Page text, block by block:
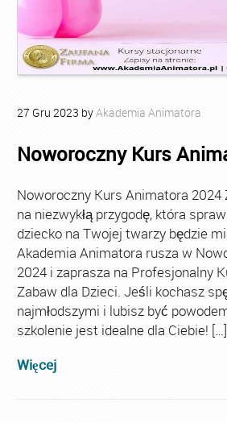
27 Gru 2023 byAkademia Animatora
Noworoczny Kurs
Noworoczny Kurs Animatora 2024
na niezwykłą przygodę, która
dziecko na Twojej twarzy będzie
Akademia Animatora rusza w
2024 i zaprasza na Profesjonalny
Zabaw dla Dzieci. Jeśli kochasz
najmłodszymi i lubisz być
szkolenie jest idealne dla Ciebie! […]
Więcej